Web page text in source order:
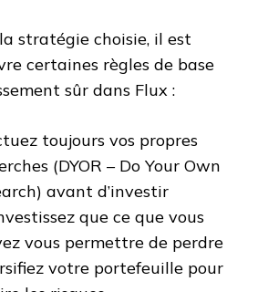
stratégie choisie, il est
certaines règles de base
sûr dans Flux :
toujours vos propres
(DYOR – Do Your Own
avant d’investir
que ce que vous
vous permettre de perdre
votre portefeuille pour